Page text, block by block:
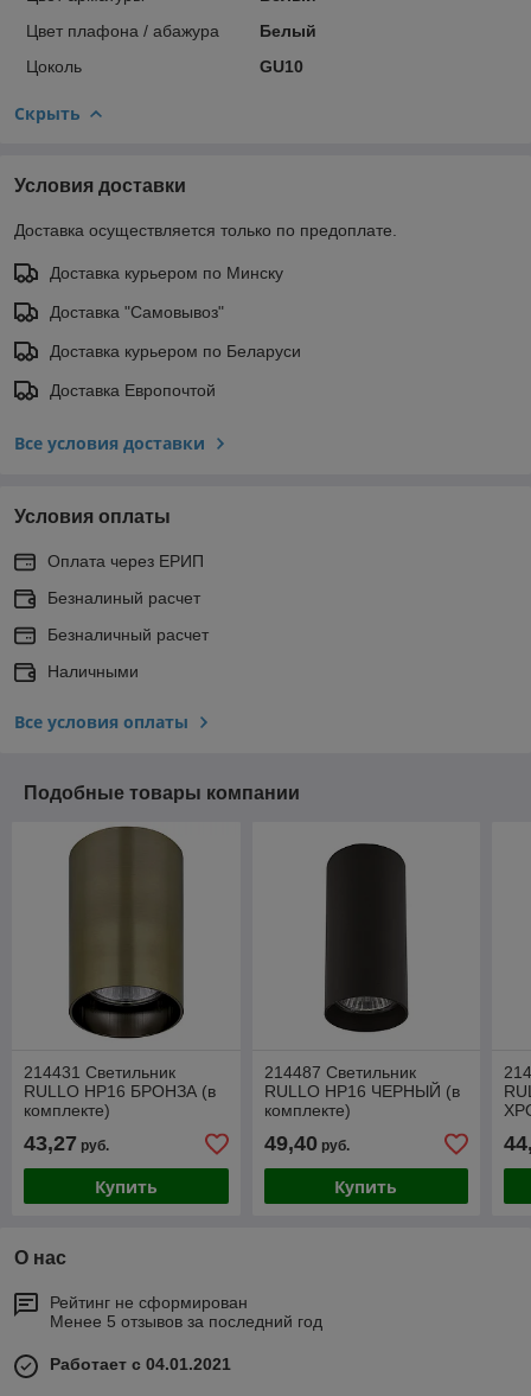
Цвет плафона / абажура
Белый
Цоколь
GU10
Скрыть
Условия доставки
Доставка осуществляется только по предоплате.
Доставка курьером по Минску
Доставка "Самовывоз"
Доставка курьером по Беларуси
Доставка Европочтой
Все условия доставки
Условия оплаты
Оплата через ЕРИП
Безналиный расчет
Безналичный расчет
Наличными
Все условия оплаты
Подобные товары компании
214431 Светильник
RULLO HP16 БРОНЗА (в
комплекте)
43,27 руб.
Купить
214487 Светильник
RULLO HP16 ЧЕРНЫЙ (в
комплекте)
49,40руб.
Купить
О нас
Рейтинг не сформирован
Менее 5 отзывов за последний год
Работает с 04.01.2021